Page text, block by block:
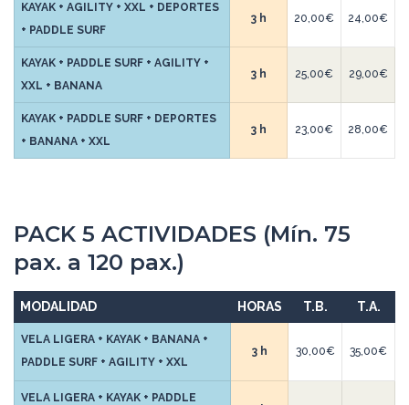
KAYAK + AGILITY + XXL + DEPORTES
+ PADDLE SURF
3 h 20,00€ 24,00€
KAYAK + PADDLE SURF + AGILITY +
XXL + BANANA
3 h 25,00€ 29,00€
KAYAK + PADDLE SURF + DEPORTES
+ BANANA + XXL
3 h 23,00€ 28,00€
PACK 5 ACTIVIDADES (Mín. 75
pax. a 120 pax.)
MODALIDAD HORAS T.B. T.A.
VELA LIGERA + KAYAK + BANANA +
PADDLE SURF + AGILITY + XXL
3 h 30,00€ 35,00€
VELA LIGERA + KAYAK + PADDLE